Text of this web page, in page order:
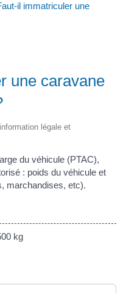
il immatriculer une
une caravane
légale et
du véhicule (PTAC),
: poids du véhicule et
marchandises, etc).
kg